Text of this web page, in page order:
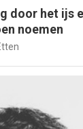
door het ijs
noemen